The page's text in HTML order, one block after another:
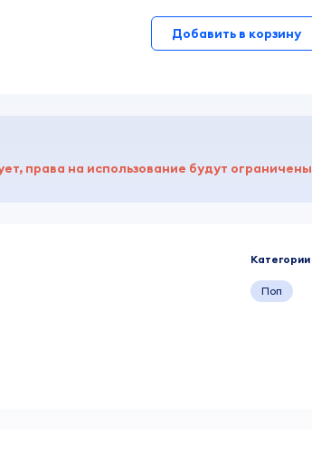
Добавить в корзину
права на использование будут ограничены
Категории
Поп